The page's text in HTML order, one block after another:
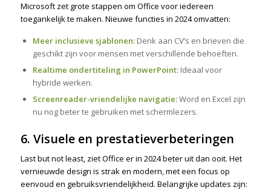
Microsoft zet grote stappen om Office voor iedereen
toegankelijk te maken. Nieuwe functies in 2024 omvatten:
Meer inclusieve sjablonen:Denk aan CV’s en brieven die
geschikt zijn voor mensen met verschillende behoeften.
Realtime ondertiteling in PowerPoint:Ideaal voor
hybride werken.
Screenreader-vriendelijke navigatie:Word en Excel zijn
nu nog beter te gebruiken met schermlezers.
6. Visuele en prestatieverbeteringen
Last but not least, ziet Office er in 2024 beter uit dan ooit. Het
vernieuwde design is strak en modern, met een focus op
eenvoud en gebruiksvriendelijkheid. Belangrijke updates zijn: